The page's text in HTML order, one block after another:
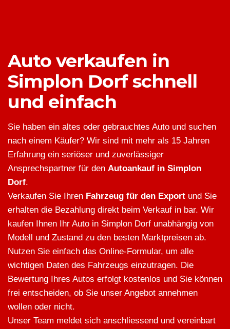
Auto verkaufen in
Simplon Dorf schnell
und einfach
Sie haben ein altes oder gebrauchtes Auto und suchen
nach einem Käufer? Wir sind mit mehr als 15 Jahren
Erfahrung ein seriöser und zuverlässiger
Ansprechspartner für den Autoankauf in Simplon
Dorf.
Verkaufen Sie Ihren Fahrzeug für den Export und Sie
erhalten die Bezahlung direkt beim Verkauf in bar. Wir
kaufen Ihnen Ihr Auto in Simplon Dorf unabhängig von
Modell und Zustand zu den besten Marktpreisen ab.
Nutzen Sie einfach das Online-Formular, um alle
wichtigen Daten des Fahrzeugs einzutragen. Die
Bewertung Ihres Autos erfolgt kostenlos und Sie können
frei entscheiden, ob Sie unser Angebot annehmen
wollen oder nicht.
Unser Team meldet sich anschliessend und vereinbart